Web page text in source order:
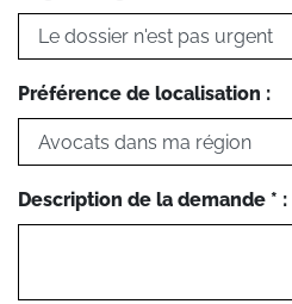
Préférence de localisation :
Description de la demande * :